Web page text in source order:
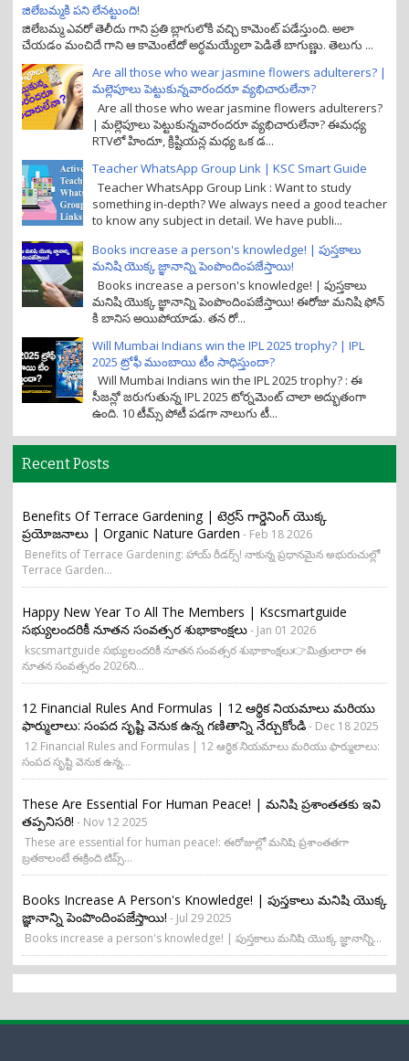
జిలేబమ్మకి పని లేనట్టుంది!
జిలేబమ్మ ఎవరో తెలీదు గాని ప్రతి బ్లాగులోకి వచ్చి కామెంట్ పడేస్తుంది. అలా
చేయడం మంచిదే గాని ఆ కామెంటేదో అర్ధమయ్యేలా పెడితే బాగుణ్ణు. తెలుగు ...
Are all those who wear jasmine flowers adulterers? |
మల్లెపూలు పెట్టుకున్నవారందరూ వ్యభిచారులేనా?
Are all those who wear jasmine flowers adulterers?
| మల్లెపూలు పెట్టుకున్నవారందరూ వ్యభిచారులేనా? ఈమధ్య
RTVలో హిందూ, క్రిష్టియన్ల మధ్య ఒక డ...
Teacher WhatsApp Group Link | KSC Smart Guide
Teacher WhatsApp Group Link : Want to study
something in-depth? We always need a good teacher
to know any subject in detail. We have publi...
Books increase a person's knowledge! | పుస్తకాలు
మనిషి యొక్క జ్ఞానాన్ని పెంపొందింపజేస్తాయి!
Books increase a person's knowledge! | పుస్తకాలు
మనిషి యొక్క జ్ఞానాన్ని పెంపొందింపజేస్తాయి! ఈరోజు మనిషి ఫోన్
కి బానిస అయిపోయాడు. తన రో...
Will Mumbai Indians win the IPL 2025 trophy? | IPL
2025 ట్రోఫీ ముంబాయి టీం సాధిస్తుందా?
Will Mumbai Indians win the IPL 2025 trophy? : ఈ
సీజన్లో జరుగుతున్న IPL 2025 టోర్నమెంట్ చాలా అద్భుతంగా
ఉంది. 10 టీమ్స్ పోటీ పడగా నాలుగు టీ...
Recent Posts
Benefits Of Terrace Gardening | టెర్రస్ గార్డెనింగ్ యొక్క
ప్రయోజనాలు | Organic Nature Garden - Feb 18 2026
Benefits of Terrace Gardening: హాయ్ రీడర్స్! నాకున్న ప్రధానమైన అభురుచుల్లో
Terrace Garden...
Happy New Year To All The Members | Kscsmartguide
సభ్యులందరికీ నూతన సంవత్సర శుభాకాంక్షలు- Jan 01 2026
kscsmartguide సభ్యులందరికీ నూతన సంవత్సర శుభాకాంక్షలు👉మిత్రులారా ఈ
నూతన సంవత్సరం 2026ని...
12 Financial Rules And Formulas | 12 ఆర్థిక నియమాలు మరియు
ఫార్ములాలు: సంపద సృష్టి వెనుక ఉన్న గణితాన్ని నేర్చుకోండి- Dec 18 2025
12 Financial Rules and Formulas | 12 ఆర్థిక నియమాలు మరియు ఫార్ములాలు:
సంపద సృష్టి వెనుక ఉన్న...
These Are Essential For Human Peace! | మనిషి ప్రశాంతతకు ఇవి
తప్పనిసరి! - Nov 12 2025
These are essential for human peace!: ఈరోజుల్లో మనిషి ప్రశాంతతగా
బ్రతకాలంటే ఈక్రింది టిప్స్...
Books Increase A Person's Knowledge! | పుస్తకాలు మనిషి యొక్క
జ్ఞానాన్ని పెంపొందింపజేస్తాయి! - Jul 29 2025
Books increase a person's knowledge! | పుస్తకాలు మనిషి యొక్క జ్ఞానాన్ని...